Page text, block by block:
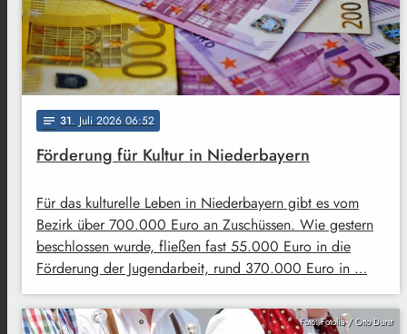
notes 31. Juli 2026 06:52
Förderung für Kultur in Niederbayern
Für das kulturelle Leben in Niederbayern gibt es vom
Bezirk über 700.000 Euro an Zuschüssen. Wie gestern
beschlossen wurde, fließen fast 55.000 Euro in die
Förderung der Jugendarbeit, rund 370.000 Euro in …
Foto: Fotolia / Otto Durst